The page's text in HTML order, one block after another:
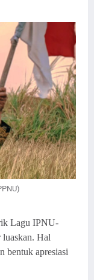
Lagu IPNU-
Hal
bentuk apresiasi